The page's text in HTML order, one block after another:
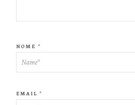
NOME *
EMAIL *